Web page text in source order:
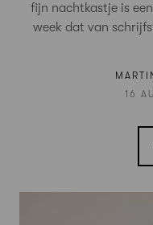
fijn nachtkastje is
week dat van
16